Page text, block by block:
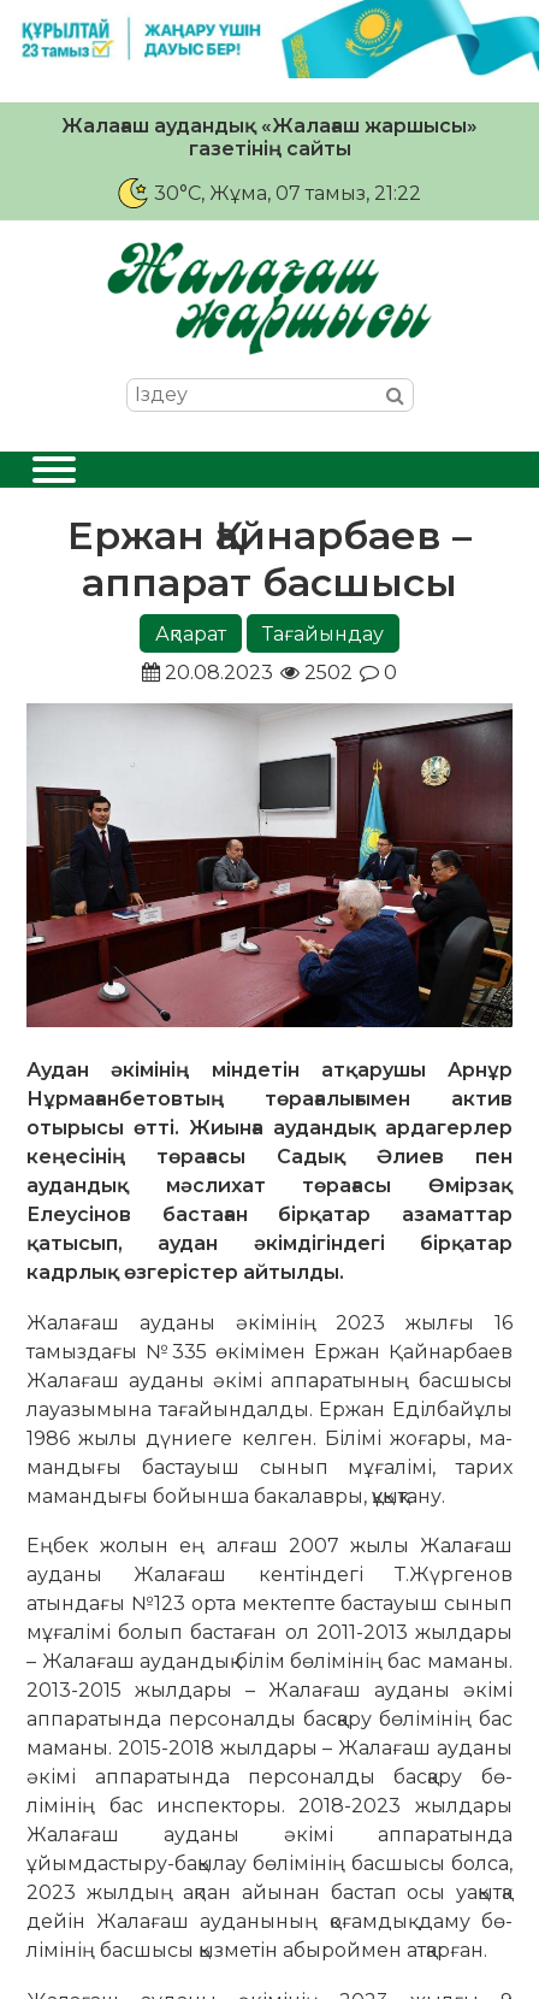
Жалағаш аудандық «Жалағаш жаршысы»
газетінің сайты
30°C, Жұма, 07 тамыз, 21:22
Ержан Қайнарбаев –
аппарат басшысы
Ақпарат
Тағайындау
20.08.2023
2502 0
Аудан әкімінің міндетін атқарушы Арнұр
Нұрмағанбетовтың төрағалығымен актив
отырысы өтті. Жиынға аудандық ардагерлер
кеңесінің төрағасы Садық Әлиев пен
аудандық мәслихат төрағасы Өмірзақ
Елеусінов бастаған бірқатар азаматтар
қатысып, аудан әкімдігіндегі бірқатар
кадрлық өзгерістер айтылды.
Жалағаш ауданы әкімінің 2023 жылғы 16
тамыздағы №335 өкімімен Ержан Қайнарбаев
Жалағаш ауданы әкімі ап­па­ратының басшысы
лауазымына та­ғайындалды. Ержан Еділбайұлы
1986 жылы дүниеге келген. Білімі жоғары, ма­
мандығы бастауыш сынып мұғалімі, тарих
мамандығы бойынша бакалавры, құқықтану.
Еңбек жолын ең алғаш 2007 жылы Жалағаш
ауданы Жалағаш кентіндегі Т.Жүргенов
атындағы №123 орта мек­тепте бастауыш сынып
мұғалімі болып бастаған ол 2011-2013 жылдары
– Жа­лағаш аудандық білім бөлімінің бас маманы.
2013-2015 жылдары – Жалағаш ауданы әкімі
аппаратында персоналды басқару бөлімінің бас
маманы. 2015-2018 жылдары – Жалағаш ауданы
әкімі аппаратында персоналды басқару бө­
лімінің бас инспекторы. 2018-2023 жыл­дары
Жалағаш ауданы әкімі аппа­ратында
ұйымдастыру-бақылау бө­лі­мінің басшысы болса,
2023 жылдың ақ­пан айынан бастап осы уақытқа
дейін Жа­лағаш ауданының қоғамдық даму бө­
лімінің басшысы қызметін абыроймен атқарған.